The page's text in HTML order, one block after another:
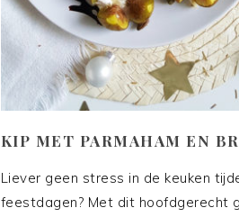
KIP MET PARMAHAM EN
Liever geen stress in de keuken
feestdagen? Met dit hoofdgerecht